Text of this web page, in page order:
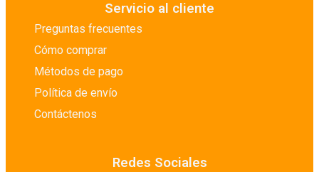
Servicio al cliente
Preguntas frecuentes
Cómo comprar
Métodos de pago
Política de envío
Contáctenos
Redes Sociales